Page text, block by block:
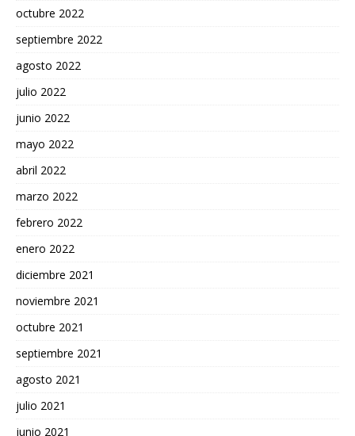
octubre 2022
septiembre 2022
agosto 2022
julio 2022
junio 2022
mayo 2022
abril 2022
marzo 2022
febrero 2022
enero 2022
diciembre 2021
noviembre 2021
octubre 2021
septiembre 2021
agosto 2021
julio 2021
junio 2021